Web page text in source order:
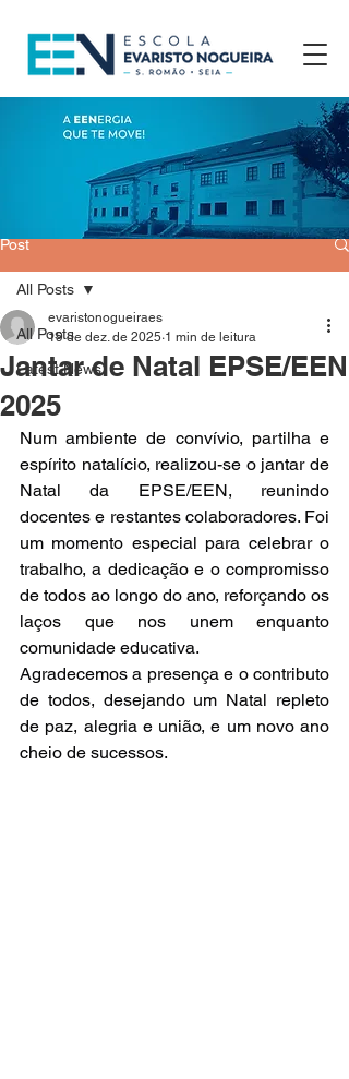
Post
All Posts
Latest News
All Posts
Jantar de Natal EPSE/EEN
2025
evaristonogueiraes
19 de dez. de 2025 1 min de leitura
Num ambiente de convívio, partilha e
espírito natalício, realizou-se o jantar de
Natal da EPSE/EEN, reunindo
docentes e restantes colaboradores. Foi
um momento especial para celebrar o
trabalho, a dedicação e o compromisso
de todos ao longo do ano, reforçando os
laços que nos unem enquanto
comunidade educativa.
Agradecemos a presença e o contributo
de todos, desejando um Natal repleto
de paz, alegria e união, e um novo ano
cheio de sucessos.